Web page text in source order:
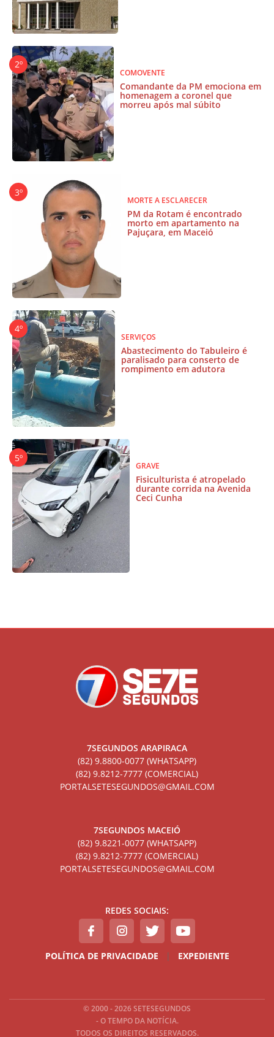
COMOVENTE
Comandante da PM emociona em
homenagem a coronel que
morreu após mal súbito
MORTE A ESCLARECER
PM da Rotam é encontrado
morto em apartamento na
Pajuçara, em Maceió
SERVIÇOS
Abastecimento do Tabuleiro é
paralisado para conserto de
rompimento em adutora
GRAVE
Fisiculturista é atropelado
durante corrida na Avenida
Ceci Cunha
7SEGUNDOS ARAPIRACA
(82) 9.8800-0077 (WHATSAPP)
(82) 9.8212-7777 (COMERCIAL)
PORTALSETESEGUNDOS@GMAIL.COM
7SEGUNDOS MACEIÓ
(82) 9.8221-0077 (WHATSAPP)
(82) 9.8212-7777 (COMERCIAL)
PORTALSETESEGUNDOS@GMAIL.COM
REDES SOCIAIS:
POLÍTICA DE PRIVACIDADE | EXPEDIENTE
© 2000 - 2026 SETESEGUNDOS
- O TEMPO DA NOTÍCIA.
TODOS OS DIREITOS RESERVADOS.